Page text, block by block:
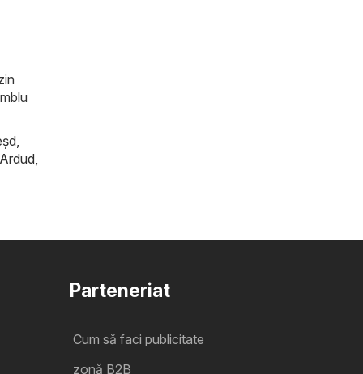
Ardud
Parteneriat
Cum să faci publicitate
zonă B2B